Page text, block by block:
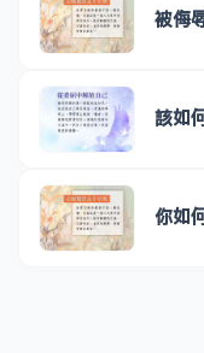
被侮
該如
你如